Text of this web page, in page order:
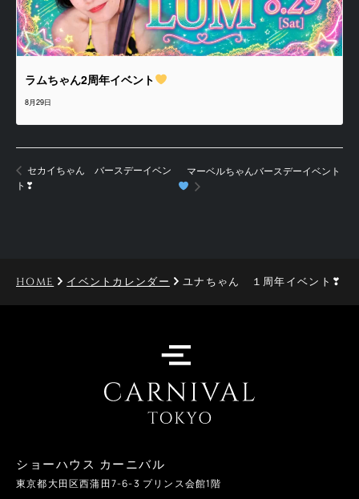
ラムちゃん2周年イベント
8月29日
セカイちゃん バースデーイベン
ト❣
マーベルちゃんバースデーイベント
HOME イベントカレンダー ユナちゃん １周年イベント❣
ショーハウス カーニバル
東京都大田区西蒲田7-6-3 プリンス会館1階